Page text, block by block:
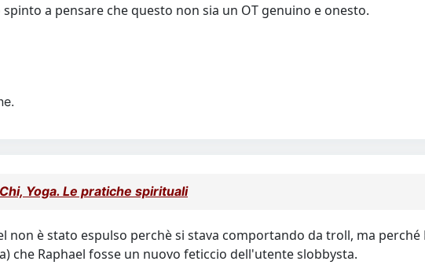
a pensare che questo non sia un OT genuino e onesto.
Yoga. Le pratiche spirituali
non è stato espulso perchè si stava comportando da troll, ma
che Raphael fosse un nuovo feticcio dell'utente slobbysta.